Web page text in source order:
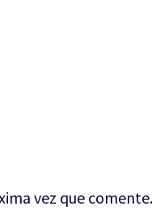
vez que comente.